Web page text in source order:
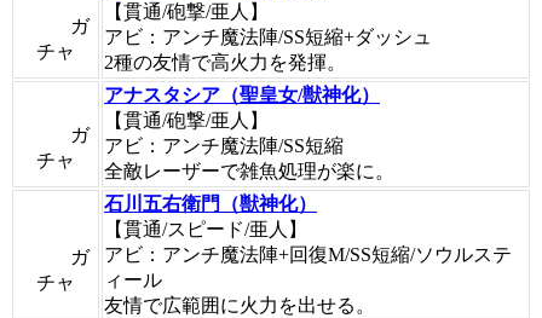
ガ
チャ
【貫通/砲撃/亜人】
アビ：アンチ魔法陣/SS短縮+ダッシュ
2種の友情で高火力を発揮。
ガ
チャ
アナスタシア（聖皇女/獣神化）
【貫通/砲撃/亜人】
アビ：アンチ魔法陣/SS短縮
全敵レーザーで雑魚処理が楽に。
ガ
チャ
石川五右衛門（獣神化）
【貫通/スピード/亜人】
アビ：アンチ魔法陣+回復M/SS短縮/ソウルステ
ィール
友情で広範囲に火力を出せる。